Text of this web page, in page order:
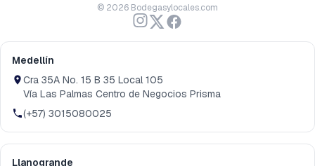
© 2026 Bodegasylocales.com
Medellín
Cra 35A No. 15 B 35 Local 105
Vía Las Palmas Centro de Negocios Prisma
(+57) 3015080025
Llanogrande